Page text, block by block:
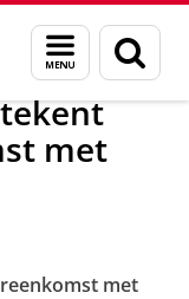
Menu
en
zoeken
met
met